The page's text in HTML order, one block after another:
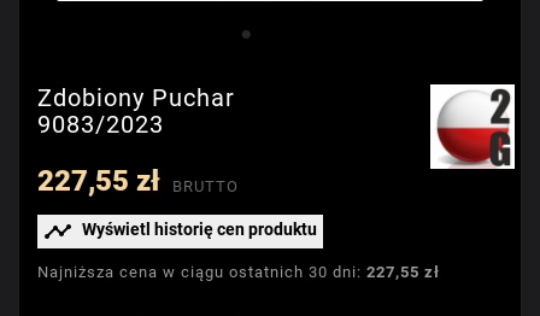
Zdobiony Puchar
9083/2023
227,55 zł BRUTTO
 Wyświetl historię cen produktu
Najniższa cena w ciągu ostatnich 30 dni: 227,55 zł